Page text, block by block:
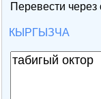
Перевести через
КЫРГЫЗЧА